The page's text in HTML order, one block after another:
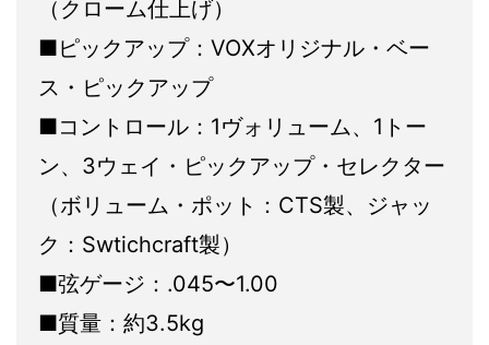
（クローム仕上げ）
■ピックアップ：VOXオリジナル・ベー
ス・ピックアップ
■コントロール：1ヴォリューム、1トー
ン、3ウェイ・ピックアップ・セレクター
（ボリューム・ポット：CTS製、ジャッ
ク：Swtichcraft製）
■弦ゲージ：.045〜1.00
■質量：約3.5kg